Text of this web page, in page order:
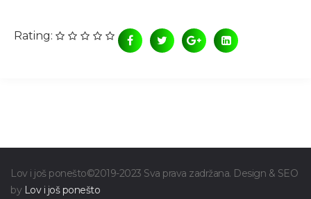
Rating:
Lov i još ponešto©2019-2023 Sva prava zadržana. Design & SEO
by Lov i još ponešto